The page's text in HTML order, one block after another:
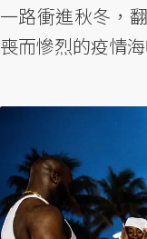
一路衝進秋冬，
喪而慘烈的疫情海